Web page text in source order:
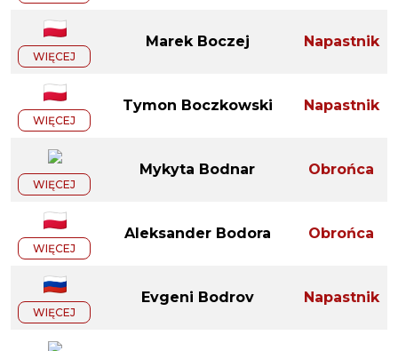
WIĘCEJ
Marek Boczej Napastnik
WIĘCEJ
Tymon Boczkowski Napastnik
WIĘCEJ
Mykyta Bodnar Obrońca
WIĘCEJ
Aleksander Bodora Obrońca
WIĘCEJ
Evgeni Bodrov Napastnik